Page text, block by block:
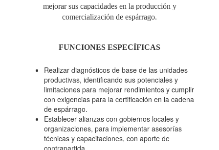
mejorar sus capacidades en la producción y
comercialización de espárrago.
FUNCIONES ESPECÍFICAS
Realizar diagnósticos de base de las unidades
productivas, identificando sus potenciales y
limitaciones para mejorar rendimientos y cumplir
con exigencias para la certificación en la cadena
de espárrago.
Establecer alianzas con gobiernos locales y
organizaciones, para implementar asesorías
técnicas y capacitaciones, con aporte de
contrapartida.